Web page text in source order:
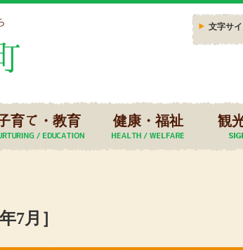
文字サ
育て・教育 健康・福祉 観
7月］